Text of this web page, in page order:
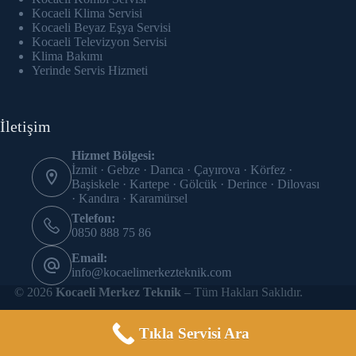
panel
Panel
panel
panel
panel
panel
panel
panel
panel
Kocaeli Klima Servisi
Kocaeli Beyaz Eşya Servisi
Kocaeli Televizyon Servisi
Klima Bakımı
Yerinde Servis Hizmeti
İletişim
Hizmet Bölgesi:
İzmit · Gebze · Darıca · Çayırova · Körfez ·
Başiskele · Kartepe · Gölcük · Derince · Dilovası
· Kandıra · Karamürsel
Telefon:
0850 888 75 86
Email:
info@kocaelimerkezteknik.com
© 2026Kocaeli Merkez Teknik – Tüm Hakları Saklıdır.
Tıkla Servisi Ara